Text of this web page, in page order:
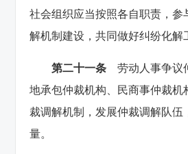
社会组织应当按照各自职责，参
解机制建设，共同做好纠纷化解
第二十一条
劳动人事争议
地承包仲裁机构、民商事仲裁机
裁调解机制，发展仲裁调解队伍
量。